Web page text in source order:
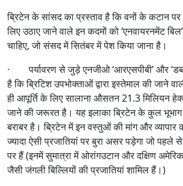
ब्रिटेन के सांसद का प्रस्ताव है कि वनों के कटान पर
लिए उठाए जाने वाले इन कदमों को ‘एनवायरनमेंट
चाहिए, जो संसद में सितंबर में पेश किया जाना है।
· पर्यावरण से जुड़े एनजीओ ‘आरएसपीबी’ और
है कि ब्रिटिश उपभोक्ताओं द्वारा इस्तेमाल की जाने
ही आपूर्ति के लिए सालाना औसतन 21.3 मिलियन
जाने की जरूरत है। यह इलाका ब्रिटेन के कुल
बराबर है। ब्रिटेन में इन वस्तुओं की मांग और
ज्यादा ऐसी प्रजातियां पर बुरा असर पड़ेगा जो पहले
पर हैं (इनमें सुमात्रा में ओरांगउटान और दक्षिण
जैसी जंगली बिल्लियों की प्रजातियां शामिल हैं।)